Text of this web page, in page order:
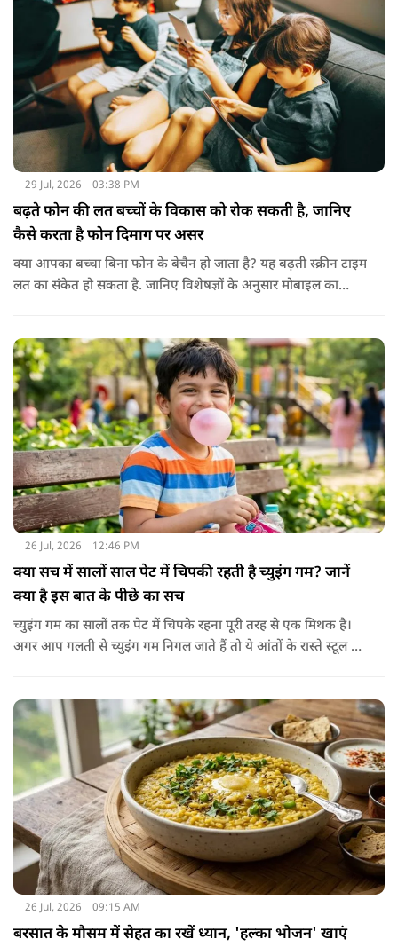
के तेल के साथ मिलाकर भी इस्तेमाल करते हैं। इससे बालों की देखभाल
बेहतर तरीके से होती है। हालांकि अगर बाल बहुत ज्यादा झड़ रहे हों, तो
पहले त्वचा विशेषज्ञ से सलाह लेना जरूरी है।
29 Jul, 2026 03:38 PM
बढ़ते फोन की लत बच्चों के विकास को रोक सकती है, जानिए
कैसे करता है फोन दिमाग पर असर
क्या आपका बच्चा बिना फोन के बेचैन हो जाता है? यह बढ़ती स्क्रीन टाइम
लत का संकेत हो सकता है. जानिए विशेषज्ञों के अनुसार मोबाइल का
26 Jul, 2026 12:46 PM
क्या सच में सालों साल पेट में चिपकी रहती है च्युइंग गम? जानें
क्या है इस बात के पीछे का सच
च्युइंग गम का सालों तक पेट में चिपके रहना पूरी तरह से एक मिथक है।
अगर आप गलती से च्युइंग गम निगल जाते हैं तो ये आंतों के रास्ते स्टूल में
नहीं बनाता जो इसे तोड़ सके या पचा सके।
26 Jul, 2026 09:15 AM
बरसात के मौसम में सेहत का रखें ध्यान, 'हल्का भोजन' खाएं